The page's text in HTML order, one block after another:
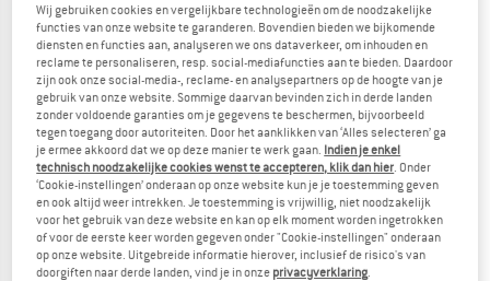
DOLOMITE
Cinquantaquattro Mid Full Grain Leather Evo
Sneakers
€ 179,95vanaf € 102,57
4,9(34)
DOLOMITE
Crodarossa Leather GTX
Multisportschoenen
€ 189,95 vanaf € 151,96
4,7(9)
Wij gebruiken cookies en vergelijkbare technologieën om de noodzakelijke
functies van onze website te garanderen. Bovendien bieden we bijkomende
diensten en functies aan, analyseren we ons dataverkeer, om inhouden en
reclame te personaliseren, resp. social-mediafuncties aan te bieden. Daardoor
zijn ook onze social-media-, reclame- en analysepartners op de hoogte van je
gebruik van onze website. Sommige daarvan bevinden zich in derde landen
zonder voldoende garanties om je gegevens te beschermen, bijvoorbeeld
tegen toegang door autoriteiten. Door het aanklikken van ‘Alles selecteren’ ga
je ermee akkoord dat we op deze manier te werk gaan. Indien je enkel
technisch noodzakelijke cookies wenst te accepteren, klik dan hier . Onder
‘Cookie-instellingen’ onderaan op onze website kun je je toestemming geven
en ook altijd weer intrekken. Je toestemming is vrijwillig, niet noodzakelijk
voor het gebruik van deze website en kan op elk moment worden ingetrokken
of voor de eerste keer worden gegeven onder "Cookie-instellingen" onderaan
op onze website. Uitgebreide informatie hierover, inclusief de risico's van
doorgiften naar derde landen, vind je in onze privacyverklaring